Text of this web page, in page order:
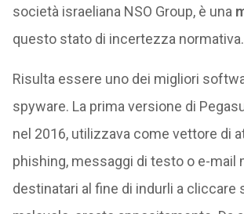
società israeliana NSO Group, è una
questo stato di incertezza normativa.
Risulta essere uno dei migliori
spyware. La prima versione di
nel 2016, utilizzava come vettore di
phishing, messaggi di testo o e-mail
destinatari al fine di indurli a cliccare